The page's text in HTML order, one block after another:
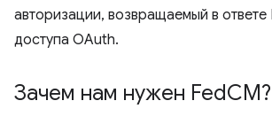
авторизации, возвращаемый в ответе
доступа OAuth.
Зачем нам нужен FedCM?